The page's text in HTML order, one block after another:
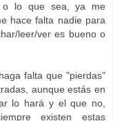
lo que sea, ya me
hace falta nadie para
leer/ver es bueno o
falta que "pierdas"
aunque estás en
lo hará y el que no,
existen estas